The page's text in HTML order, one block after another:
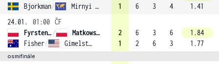
Bjorkman/ Mirnyi (2)
1
6
3
4
1.41
24.01.
01:00 ČF
Fyrstenberg /
Matkowski
Fisher/ Gimelstob
2
1
6
2
3
6
6
3
1.84
1.77
osmifinále